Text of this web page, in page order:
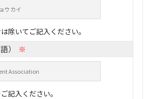
除いてご記入ください。
） ※
記入ください。